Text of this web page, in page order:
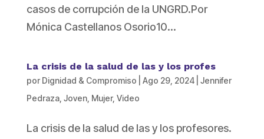
casos de corrupción de la UNGRD.Por
Mónica Castellanos Osorio10...
La crisis de la salud de las y los profes
por Dignidad & Compromiso Ago 29, 2024| Jennifer
Pedraza, Joven, Mujer, Video
La crisis de la salud de las y los profesores.